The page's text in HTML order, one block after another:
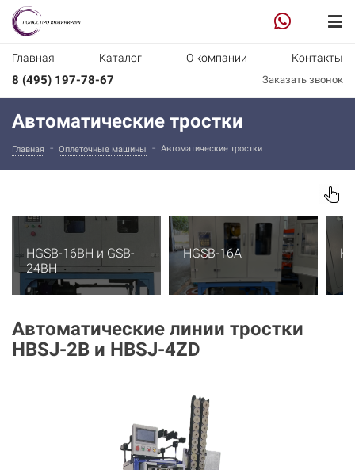
Главная Каталог О компании Контакты
8 (495) 197-78-67 Заказать звонок
Автоматические тростки
Главная - Оплеточные машины - Автоматические тростки
HGSB-16BH и GSB-
24BH
HGSB-16А
Автоматические линии тростки
HВSJ-2B и HBSJ-4ZD